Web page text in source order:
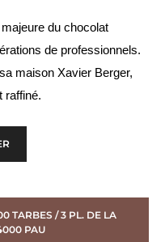
du chocolat
de professionnels.
maison Xavier Berger,
raffiné.
TARBES / 3 PL. DE LA
PAU